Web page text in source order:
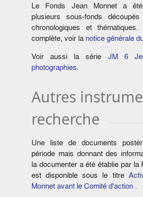
Le Fonds Jean Monnet a
plusieurs sous-fonds
chronologiques et
complète, voir la notice générale
Voir aussi la série JM 6
photographies.
Autres
recherche
Une liste de documents
période mais donnant des
la documenter a été établie par la
est disponible sous le titre
Monnet avant le Comité d'action .